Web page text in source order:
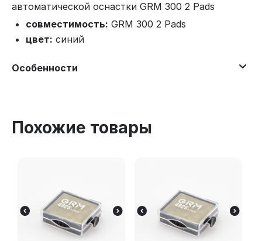
автоматической оснастки GRM 300 2 Pads
совместимость: GRM 300 2 Pads
цвет: синий
Особенности
Похожие товары